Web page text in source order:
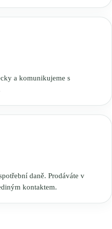
a komunikujeme s
daně. Prodáváte v
kontaktem.